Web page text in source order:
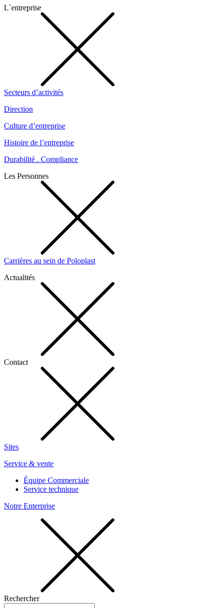
L`entreprise
Secteurs d’activités
Direction
Culture d’entreprise
Histoire de l’entreprise
Durabilité . Compliance
Les Personnes
Carrières au sein de Poloplast
Actualités
Contact
Sites
Service & vente
Équipe Commerciale
Service technique
Notre Enterprise
Rechercher